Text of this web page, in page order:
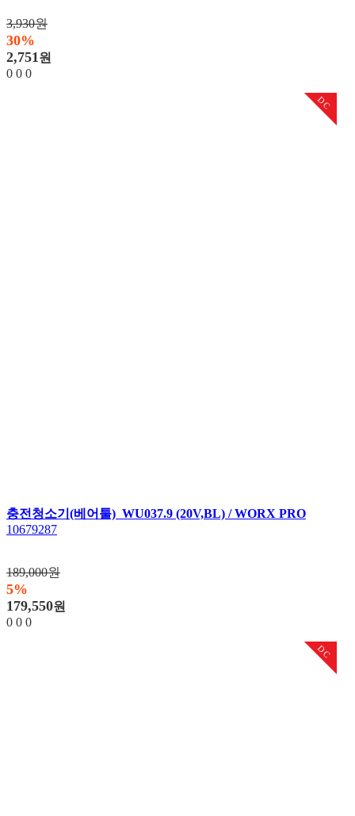
3,930원
30%
2,751원
0 0 0
DC
충전청소기(베어툴) WU037.9 (20V,BL) / WORX PRO
10679287
189,000원
5%
179,550원
0 0 0
DC